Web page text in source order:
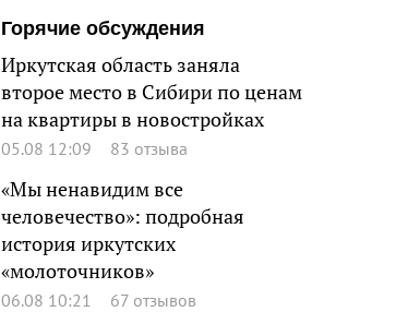
Горячие обсуждения
Иркутская область заняла
второе место в Сибири по ценам
на квартиры в новостройках
05.08 12:09 83 отзыва
«Мы ненавидим все
человечество»: подробная
история иркутских
«молоточников»
06.08 10:21 67 отзывов